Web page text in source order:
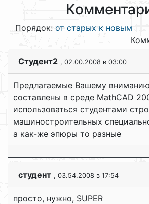
Порядок: от старых к новым
Студент2 , 02.00.2008 в 03:00
Предлагаемые Вашему
составлены в среде MathCAD
использоваться студентами
машиностроительных
а как-же эпюры то разные
cтудент , 03.54.2008 в 17:54
просто, нужно, SUPER